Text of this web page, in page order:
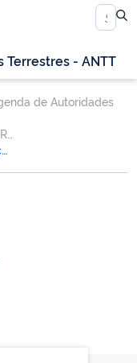
Terrestres - ANTT
de Autoridades
Superintendência de Infraestrutura Rodoviária.
Coordenação Regional de Fiscalização da Infraestrutura Rodoviária - MG